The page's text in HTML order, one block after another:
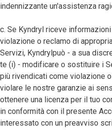
indennizzante un'assistenza
c. Se Kyndryl riceve
violazione o reclamo di
Servizi, Kyndrylpuò - a sua
te (i) - modificare o sostituire i
più rivendicati come violazione
violare le nostre garanzie ai
ottenere una licenza per il tuo
in conformità con il presente
interessato con un preavviso